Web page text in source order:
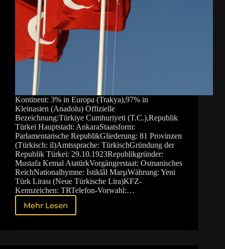
Kontinent: 3% in Europa (Trakya),97% in
Kleinasien (Anadolu) Offizielle
Bezeichnung:Türkiye Cumhuriyeti (T.C.),Republik
Türkei Hauptstadt: AnkaraStaatsform:
Parlamentarische RepublikGliederung: 81 Provinzen
(Türkisch: il)Amtssprache: TürkischGründung der
Republik Türkei: 29.10.1923Republikgründer:
Mustafa Kemal AtatürkVorgängerstaat: Osmanisches
ReichNationalhymne: İstiklâl MarşıWährung: Yeni
Türk Lirası (Neue Türkische Lira)KFZ-
Kennzeichen: TRTelefon-Vorwahl:…
Mehr LesenLandeskunde